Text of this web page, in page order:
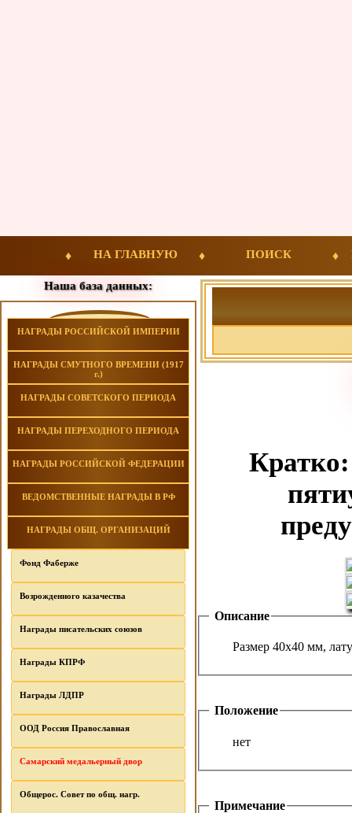
НА ГЛАВНУЮ ПОИСК
Наша база данных:
НАГРАДЫ РОССИЙСКОЙ ИМПЕРИИ
НАГРАДЫ СМУТНОГО ВРЕМЕНИ (1917
г.)
НАГРАДЫ СОВЕТСКОГО ПЕРИОДА
НАГРАДЫ ПЕРЕХОДНОГО ПЕРИОДА
НАГРАДЫ РОССИЙСКОЙ ФЕДЕРАЦИИ
ВЕДОМСТВЕННЫЕ НАГРАДЫ В РФ
НАГРАДЫ ОБЩ. ОРГАНИЗАЦИЙ
Фонд Фаберже
Возрожденного казачества
Награды писательских союзов
Награды КПРФ
Награды ЛДПР
ООД Россия Православная
Самарский медальерный двор
Общерос. Совет по общ. нагр.
Кратко:
Описание
Размер 40х40 мм,
Положение
нет
Примечание